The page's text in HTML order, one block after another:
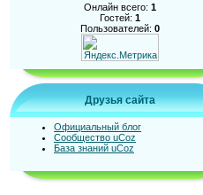
Онлайн всего: 1
Гостей: 1
Пользователей: 0
Друзья сайта
Официальный блог
Сообщество uCoz
База знаний uCoz